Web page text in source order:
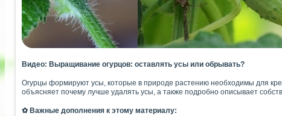
Видео: Выращивание огурцов: оставлять усы или обрывать?
Огурцы формируют усы, которые в природе растению необходимы для
объясняет почему лучше удалять усы, а также подробно описывает
✿ Важные дополнения к этому материалу: